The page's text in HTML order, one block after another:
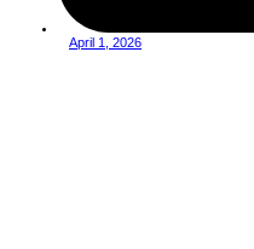
April 1, 2026